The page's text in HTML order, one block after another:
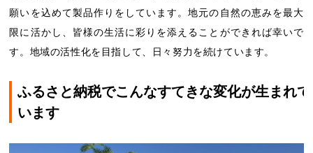
願いを込めて製品作りをしています。地元の自然の恵みを最大
限に活かし、皆様の生活に彩りを添えることができれば幸いで
す。地域の活性化を目指して、日々努力を続けています。
ふるさと納税でこんなすてきな変化が生まれて
います